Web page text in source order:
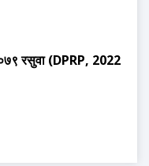
रसुवा (DPRP, 2022